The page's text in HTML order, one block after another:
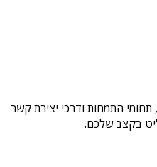
התמחות ודרכי יצירת קשר
בקצב שלכם.